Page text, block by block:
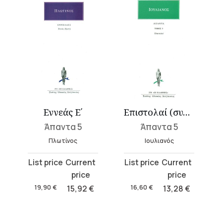
Εννεάς Ε΄
Άπαντα 5
Πλωτίνος
19,90 €
Original
was:
15,92€
Current
is:
Επιστολαί (συνέχεια)
Άπαντα 5
Ιουλιανός
16,60 €
Original
was:
13,28€
Current
is: